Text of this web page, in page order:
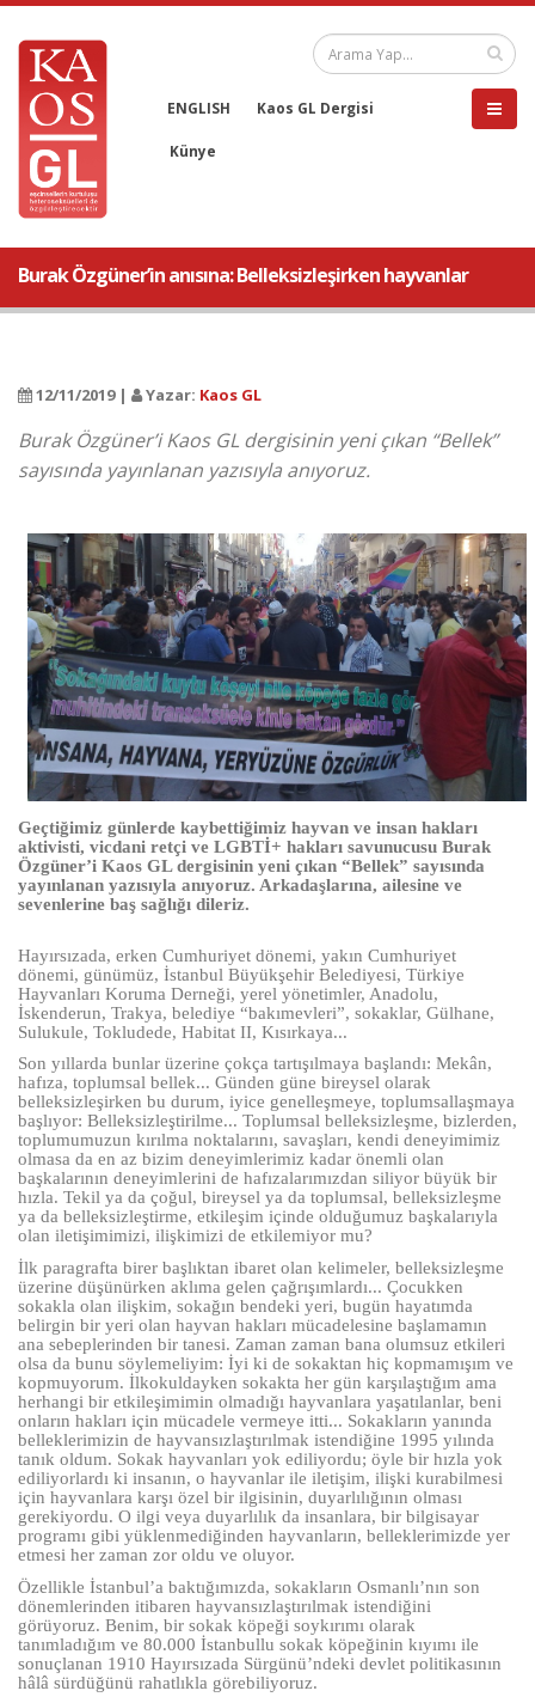
ENGLISH Kaos GL Dergisi
Künye
Burak Özgüner’in anısına: Belleksizleşirken hayvanlar
12/11/2019 | Yazar: Kaos GL
Burak Özgüner’i Kaos GL dergisinin yeni çıkan “Bellek”
sayısında yayınlanan yazısıyla anıyoruz.
Geçtiğimiz günlerde kaybettiğimiz hayvan ve insan hakları
aktivisti, vicdani retçi ve LGBTİ+ hakları savunucusu Burak
Özgüner’i Kaos GL dergisinin yeni çıkan “Bellek” sayısında
yayınlanan yazısıyla anıyoruz. Arkadaşlarına, ailesine ve
sevenlerine baş sağlığı dileriz.
Hayırsızada, erken Cumhuriyet dönemi, yakın Cumhuriyet
dönemi, günümüz, İstanbul Büyükşehir Belediyesi, Türkiye
Hayvanları Koruma Derneği, yerel yönetimler, Anadolu,
İskenderun, Trakya, belediye “bakımevleri”, sokaklar, Gülhane,
Sulukule, Tokludede, Habitat II, Kısırkaya...
Son yıllarda bunlar üzerine çokça tartışılmaya başlandı: Mekân,
hafıza, toplumsal bellek... Günden güne bireysel olarak
belleksizleşirken bu durum, iyice genelleşmeye, toplumsallaşmaya
başlıyor: Belleksizleştirilme... Toplumsal belleksizleşme, bizlerden,
toplumumuzun kırılma noktalarını, savaşları, kendi deneyimimiz
olmasa da en az bizim deneyimlerimiz kadar önemli olan
başkalarının deneyimlerini de hafızalarımızdan siliyor büyük bir
hızla. Tekil ya da çoğul, bireysel ya da toplumsal, belleksizleşme
ya da belleksizleştirme, etkileşim içinde olduğumuz başkalarıyla
olan iletişimimizi, ilişkimizi de etkilemiyor mu?
İlk paragrafta birer başlıktan ibaret olan kelimeler, belleksizleşme
üzerine düşünürken aklıma gelen çağrışımlardı... Çocukken
sokakla olan ilişkim, sokağın bendeki yeri, bugün hayatımda
belirgin bir yeri olan hayvan hakları mücadelesine başlamamın
ana sebeplerinden bir tanesi. Zaman zaman bana olumsuz etkileri
olsa da bunu söylemeliyim: İyi ki de sokaktan hiç kopmamışım ve
kopmuyorum. İlkokuldayken sokakta her gün karşılaştığım ama
herhangi bir etkileşimimin olmadığı hayvanlara yaşatılanlar, beni
onların hakları için mücadele vermeye itti... Sokakların yanında
belleklerimizin de hayvansızlaştırılmak istendiğine 1995 yılında
tanık oldum. Sokak hayvanları yok ediliyordu; öyle bir hızla yok
ediliyorlardı ki insanın, o hayvanlar ile iletişim, ilişki kurabilmesi
için hayvanlara karşı özel bir ilgisinin, duyarlılığının olması
gerekiyordu. O ilgi veya duyarlılık da insanlara, bir bilgisayar
programı gibi yüklenmediğinden hayvanların, belleklerimizde yer
etmesi her zaman zor oldu ve oluyor.
Özellikle İstanbul’a baktığımızda, sokakların Osmanlı’nın son
dönemlerinden itibaren hayvansızlaştırılmak istendiğini
görüyoruz. Benim, bir sokak köpeği soykırımı olarak
tanımladığım ve 80.000 İstanbullu sokak köpeğinin kıyımı ile
sonuçlanan 1910 Hayırsızada Sürgünü’ndeki devlet politikasının
hâlâ sürdüğünü rahatlıkla görebiliyoruz.